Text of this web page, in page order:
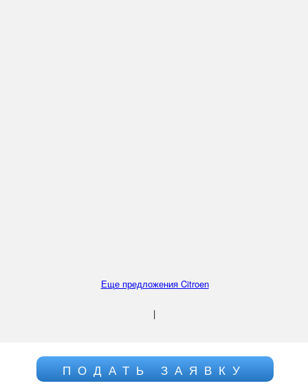
Еще предложения Citroen
|
ПОДАТЬ ЗАЯВКУ